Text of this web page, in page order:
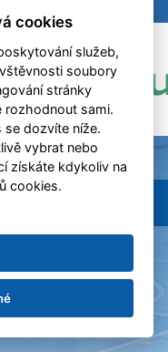
cookies
služeb,
soubory
stránky
rozhodnout sami.
se dozvíte níže.
vybrat nebo
získáte kdykoliv na
cookies.